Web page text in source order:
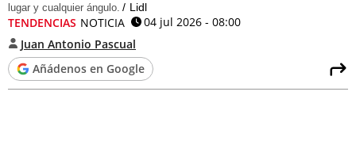
lugar y cualquier ángulo.
Lidl
TENDENCIAS NOTICIA
04 jul 2026 - 08:00
Juan Antonio Pascual
Añádenos en Google